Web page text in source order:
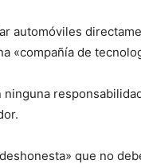
automóviles
«compañía de
que no